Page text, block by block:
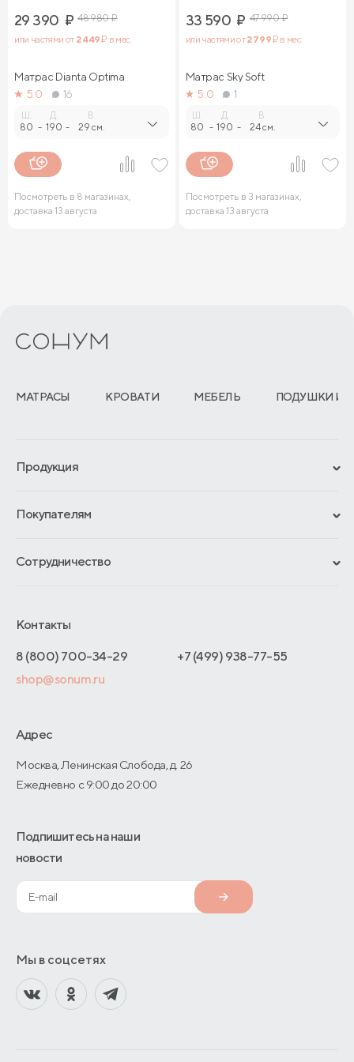
29 390 ₽ 48 980₽
или частями от 2 449₽ в мес.
Матрас Dianta Optima
5.0
16
Ш.
80 -
Д.
190 -
В.
29 см.
Посмотреть в 8 магазинах,
доставка 13 августа
33 590 ₽ 47 990₽
или частями от2 799₽ в мес.
Матрас Sky Soft
5.0
1
Ш.
80 -
Д.
190 -
В.
24 см.
Посмотреть в 3 магазинах,
доставка 13 августа
МАТРАСЫ КРОВАТИ МЕБЕЛЬ ПОДУШКИ И
Продукция
Гарантии
Отзывы покупателей
Покупателям
Обмен и возврат
Как оформить заказ
Адреса магазинов
Договор-оферты
Сотрудничество
Отельерам
Оптовые продажи
О производстве
Контакты
8 (800) 700-34-29
+7 (499) 938-77-55
shop@sonum.ru
Адрес
Москва, Ленинская Слобода, д. 26
Ежедневно с 9:00 до 20:00
Подпишитесь на наши
новости
Мы в соцсетях